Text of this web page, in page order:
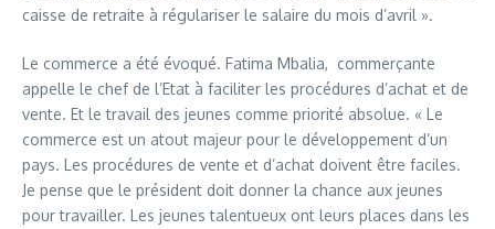
caisse de retraite à régulariser le salaire du mois d’avril ».
Le commerce a été évoqué. Fatima Mbalia, commerçante
appelle le chef de l’Etat à faciliter les procédures d’achat et de
vente. Et le travail des jeunes comme priorité absolue. « Le
commerce est un atout majeur pour le développement d’un
pays. Les procédures de vente et d’achat doivent être faciles.
Je pense que le président doit donner la chance aux jeunes
pour travailler. Les jeunes talentueux ont leurs places dans les